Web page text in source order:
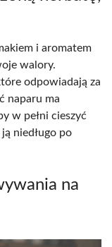
i aromatem
walory.
odpowiadają za
naparu ma
w pełni cieszyć
niedługo po
na